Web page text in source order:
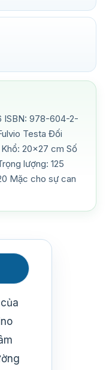
ISBN: 978-604-2-
Testa Đối
20×27 cm Số
lượng: 125
Mặc cho sự can